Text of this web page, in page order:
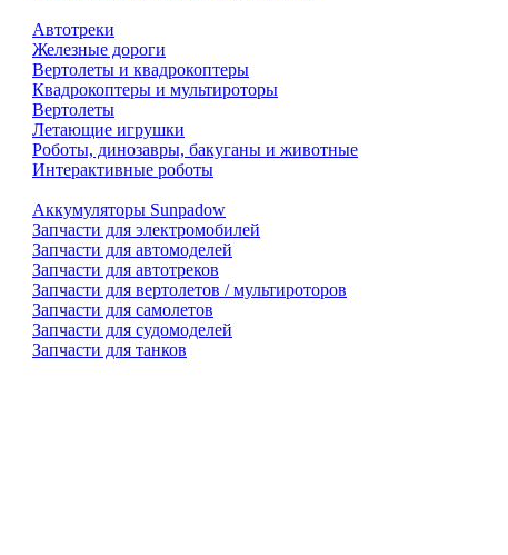
Автотреки
Железные дороги
Вертолеты и квадрокоптеры
Квадрокоптеры и мультироторы
Вертолеты
Летающие игрушки
Роботы, динозавры, бакуганы и животные
Интерактивные роботы
Аккумуляторы Sunpadow
Запчасти для электромобилей
Запчасти для автомоделей
Запчасти для автотреков
Запчасти для вертолетов / мультироторов
Запчасти для самолетов
Запчасти для судомоделей
Запчасти для танков